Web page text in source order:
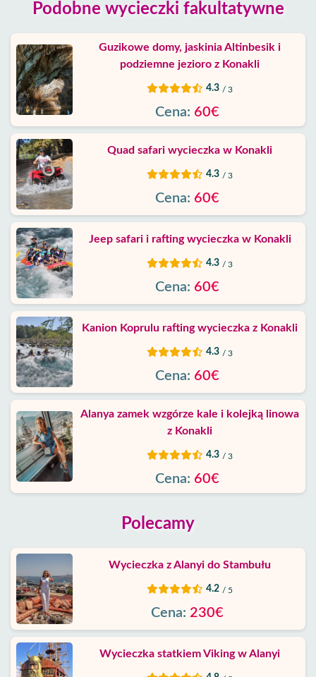
Podobne wycieczki fakultatywne
Guzikowe domy, jaskinia Altinbesik i
podziemne jezioro z Konakli
4.3 / 3
Cena: 60€
Quad safari wycieczka w Konakli
4.3 / 3
Cena: 60€
Jeep safari i rafting wycieczka w Konakli
4.3 / 3
Cena: 60€
Kanion Koprulu rafting wycieczka z Konakli
4.3 / 3
Cena: 60€
Alanya zamek wzgórze kale i kolejką linowa
z Konakli
4.3 / 3
Cena: 60€
Polecamy
Wycieczka z Alanyi do Stambułu
4.2 / 5
Cena: 230€
Wycieczka statkiem Viking w Alanyi